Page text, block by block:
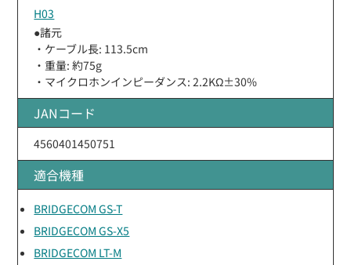
H03
●諸元
・ケーブル長: 113.5cm
・重量: 約75g
・マイクロホンインピーダンス: 2.2KΩ±30%
JANコード
4560401450751
適合機種
BRIDGECOM GS-T
BRIDGECOM GS-X5
BRIDGECOM LT-M